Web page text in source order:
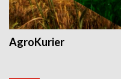
AgroKurier